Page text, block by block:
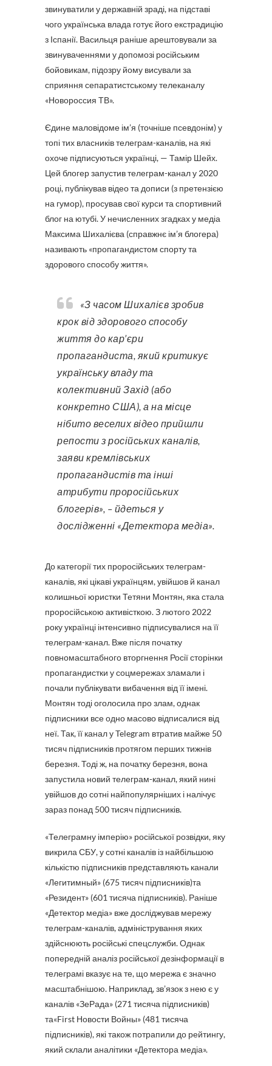
звинуватили у державній зраді, на підставі
чого українська влада готує його екстрадицію
з Іспанії. Васильця раніше арештовували за
звинуваченнями у допомозі російським
бойовикам, підозру йому висували за
сприяння сепаратистському телеканалу
«Новороссия ТВ».
Єдине маловідоме ім’я (точніше псевдонім) у
топі тих власників телеграм-каналів, на які
охоче підписуються українці, — Тамір Шейх.
Цей блогер запустив телеграм-канал у 2020
році, публікував відео та дописи (з претензією
на гумор), просував свої курси та спортивний
блог на ютубі. У нечисленних згадках у медіа
Максима Шихалієва (справжнє ім’я блогера)
називають «пропагандистом спорту та
здорового способу життя».
«З часом Шихалієв зробив
крок від здорового способу
життя до кар’єри
пропагандиста, який критикує
українську владу та
колективний Захід (або
конкретно США), а на місце
нібито веселих відео прийшли
репости з російських каналів,
заяви кремлівських
пропагандистів та інші
атрибути проросійських
блогерів», – йдеться у
дослідженні «Детектора медіа».
До категорії тих проросійських телеграм-
каналів, які цікаві українцям, увійшов й канал
колишньої юристки Тетяни Монтян, яка стала
проросійською активісткою. З лютого 2022
року українці інтенсивно підписувалися на її
телеграм-канал. Вже після початку
повномасштабного вторгнення Росії сторінки
пропагандистки у соцмережах зламали і
почали публікувати вибачення від її імені.
Монтян тоді оголосила про злам, однак
підписники все одно масово відписалися від
неї. Так, її канал у Telegram втратив майже 50
тисяч підписників протягом перших тижнів
березня. Тоді ж, на початку березня, вона
запустила новий телеграм-канал, який нині
увійшов до сотні найпопулярніших і налічує
зараз понад 500 тисяч підписників.
«Телеграмну імперію» російської розвідки, яку
викрила СБУ, у сотні каналів із найбільшою
кількістю підписників представляють канали
«Легитимный» (675 тисяч підписників)та
«Резидент» (601 тисяча підписників). Раніше
«Детектор медіа» вже досліджував мережу
телеграм-каналів, адміністрування яких
здійснюють російські спецслужби. Однак
попередній аналіз російської дезінформації в
телеграмі вказує на те, що мережа є значно
масштабнішою. Наприклад, зв’язок з нею є у
каналів «ЗеРада» (271 тисяча підписників)
та«First Новости Войны» (481 тисяча
підписників), які також потрапили до рейтингу,
який склали аналітики «Детектора медіа».